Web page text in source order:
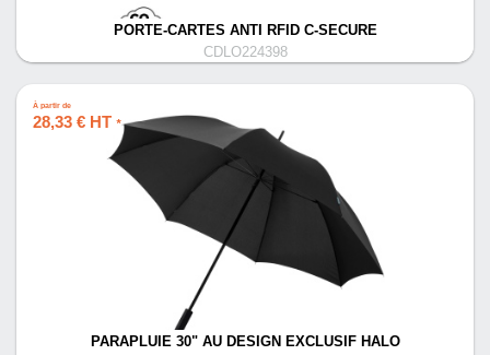
PORTE-CARTES ANTI RFID C-SECURE
CDLO224398
À partir de
28,33 € HT *
PARAPLUIE 30" AU DESIGN EXCLUSIF HALO